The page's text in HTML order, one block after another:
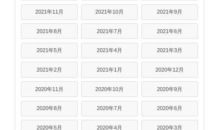
2021年11月 2021年10月 2021年9月
2021年8月 2021年7月 2021年6月
2021年5月 2021年4月 2021年3月
2021年2月 2021年1月 2020年12月
2020年11月 2020年10月 2020年9月
2020年8月 2020年7月 2020年6月
2020年5月 2020年4月 2020年3月